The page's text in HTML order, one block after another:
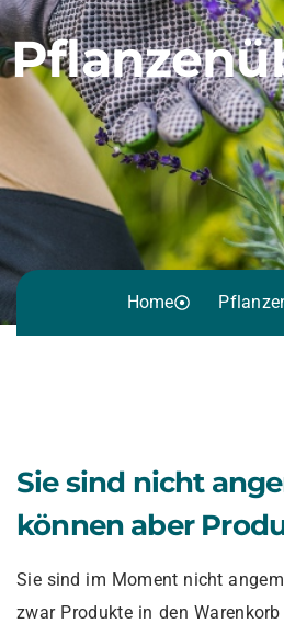
Home
Sie sind nicht
können aber
Sie sind im Moment nicht
zwar Produkte in den